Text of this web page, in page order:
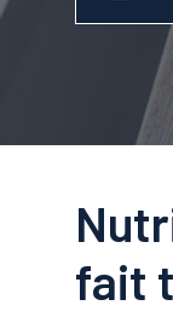
fait